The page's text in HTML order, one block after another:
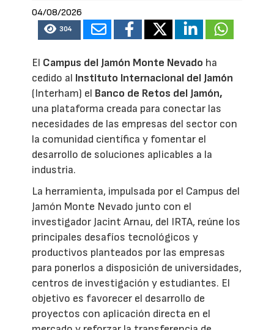
04/08/2026
304
El Campus del Jamón Monte Nevado ha
cedido al Instituto Internacional del Jamón
(Interham) el Banco de Retos del Jamón,
una plataforma creada para conectar las
necesidades de las empresas del sector con
la comunidad científica y fomentar el
desarrollo de soluciones aplicables a la
industria.
La herramienta, impulsada por el Campus del
Jamón Monte Nevado junto con el
investigador Jacint Arnau, del IRTA, reúne los
principales desafíos tecnológicos y
productivos planteados por las empresas
para ponerlos a disposición de universidades,
centros de investigación y estudiantes. El
objetivo es favorecer el desarrollo de
proyectos con aplicación directa en el